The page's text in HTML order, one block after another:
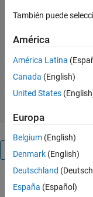
File-and-Folder-
Michelle
Versión 1.2.0.0(3,46
Visión general
Nota
También puede
América
América Latina
Canada (English)
United States
Europa
Belgium (English)
Denmark (English)
Deutschland
España (Español)